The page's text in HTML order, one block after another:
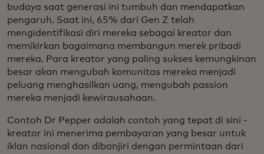
budaya saat generasi ini tumbuh dan mendapatkan
pengaruh. Saat ini, 65% dari Gen Z telah
mengidentifikasi diri mereka sebagai kreator dan
memikirkan bagaimana membangun merek pribadi
mereka. Para kreator yang paling sukses kemungkinan
besar akan mengubah komunitas mereka menjadi
peluang menghasilkan uang, mengubah passion
mereka menjadi kewirausahaan.
Contoh Dr Pepper adalah contoh yang tepat di sini -
kreator ini menerima pembayaran yang besar untuk
iklan nasional dan dibanjiri dengan permintaan dari